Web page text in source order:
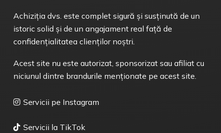
Achiziția dvs. este complet sigură și susținută de un
istoric solid și de un angajament real față de
confidențialitatea clienților noștri.
Acest site nu este autorizat, sponsorizat sau afiliat cu
niciunul dintre brandurile menționate pe acest site.
Servicii pe Instagram
Servicii la TikTok